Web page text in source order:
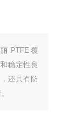
PTFE 覆
稳定性良
还具有防